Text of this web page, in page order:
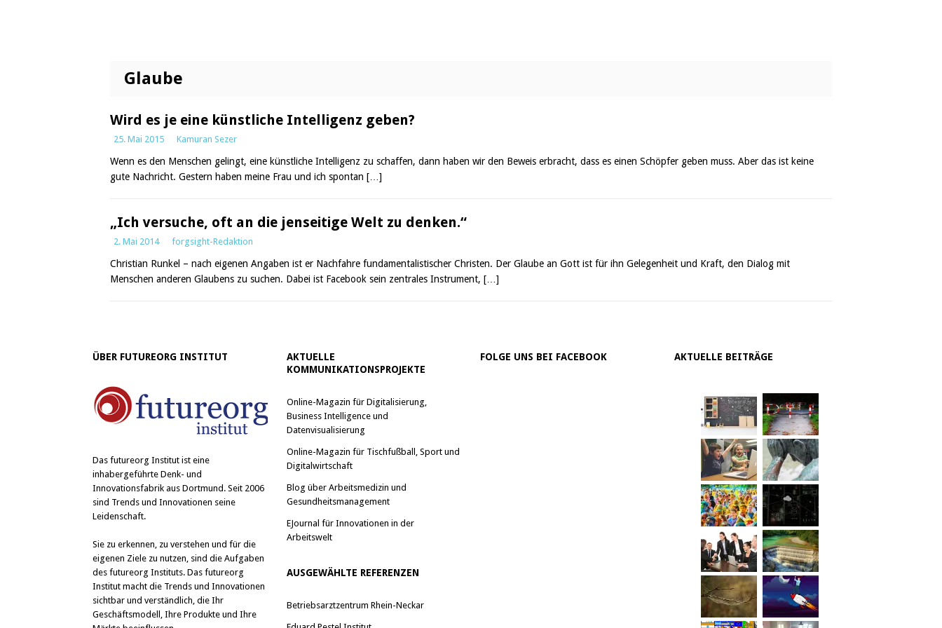
Glaube
Wird es je eine künstliche Intelligenz geben?
25. Mai 2015 Kamuran Sezer
Wenn es den Menschen gelingt, eine künstliche Intelligenz zu schaffen, dann haben wir den Beweis erbracht, dass es einen Schöpfer geben muss. Aber das ist keine
gute Nachricht. Gestern haben meine Frau und ich spontan […]
„Ich versuche, oft an die jenseitige Welt zu denken.“
2. Mai 2014 forgsight-Redaktion
Christian Runkel – nach eigenen Angaben ist er Nachfahre fundamentalistischer Christen. Der Glaube an Gott ist für ihn Gelegenheit und Kraft, den Dialog mit
Menschen anderen Glaubens zu suchen. Dabei ist Facebook sein zentrales Instrument, […]
ÜBER FUTUREORG INSTITUT
Das futureorg Institut ist eine
inhabergeführte Denk- und
Innovationsfabrik aus Dortmund. Seit 2006
sind Trends und Innovationen seine
Leidenschaft.
Sie zu erkennen, zu verstehen und für die
eigenen Ziele zu nutzen, sind die Aufgaben
des futureorg Instituts. Das futureorg
Institut macht die Trends und Innovationen
sichtbar und verständlich, die Ihr
Geschäftsmodell, Ihre Produkte und Ihre
AKTUELLE
KOMMUNIKATIONSPROJEKTE
Online-Magazin für Digitalisierung,
Business Intelligence und
Datenvisualisierung
Online-Magazin für Tischfußball, Sport und
Digitalwirtschaft
Blog über Arbeitsmedizin und
Gesundheitsmanagement
EJournal für Innovationen in der
Arbeitswelt
AUSGEWÄHLTE REFERENZEN
Betriebsarztzentrum Rhein-Neckar
FOLGE UNS BEI FACEBOOK AKTUELLE BEITRÄGE